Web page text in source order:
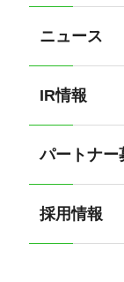
ニュース
IR情報
パートナー
採用情報